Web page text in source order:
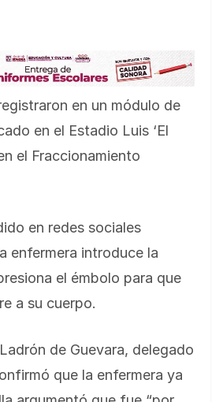
en un módulo de
en el Estadio Luis ‘El
el Fraccionamiento
en redes sociales
enfermera introduce la
el émbolo para que
a su cuerpo.
de Guevara, delegado
que la enfermera ya